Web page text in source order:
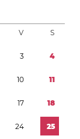
V S
3 4
10 11
17 18
24 25